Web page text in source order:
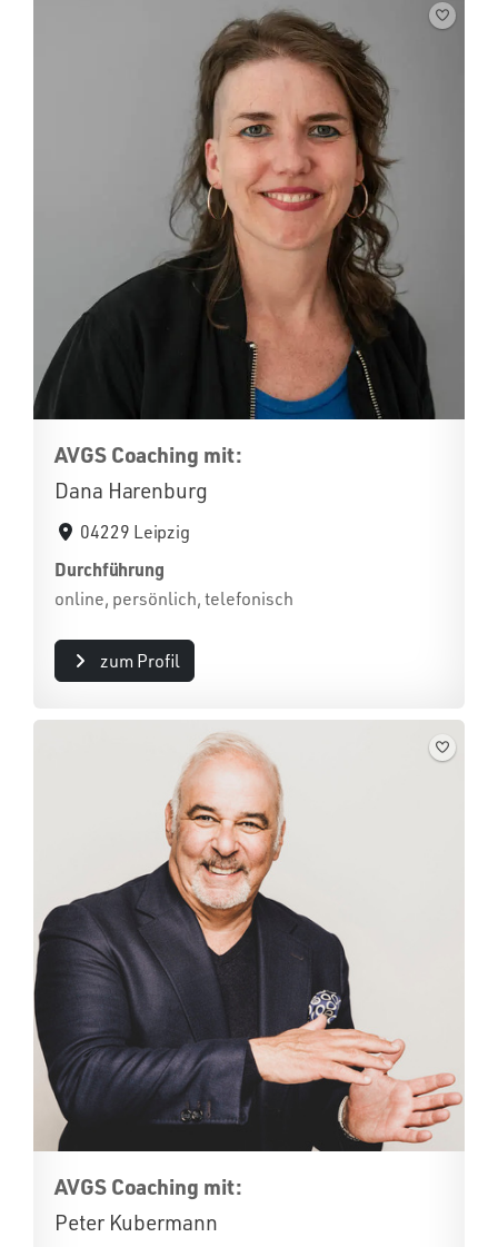
AVGS Coaching mit:
Dana Harenburg
04229 Leipzig
Durchführung
online, persönlich, telefonisch
zum Profil
AVGS Coaching mit:
Peter Kubermann